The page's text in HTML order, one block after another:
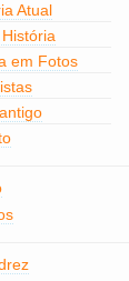
Atual
em Fotos